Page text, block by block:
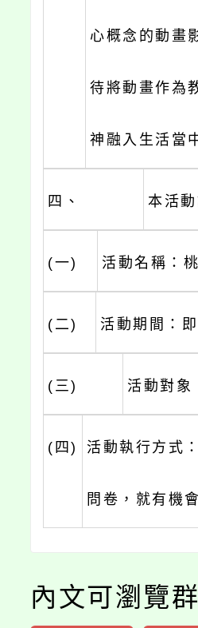
心概念的動畫
待將動畫作為
神融入生活當
四、 本活動
(一) 活動名稱：
(二) 活動期間：
(三) 活動對象
(四) 活動執行方式
問卷，就有機
內文可瀏覽群